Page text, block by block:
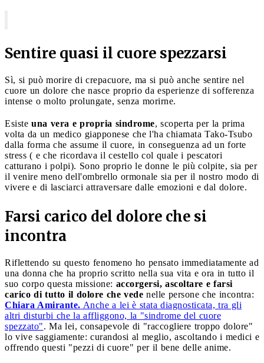
Sentire quasi il cuore spezzarsi
Sì, si può morire di crepacuore, ma si può anche sentire nel
cuore un dolore che nasce proprio da esperienze di sofferenza
intense o molto prolungate, senza morirne.
Esiste una vera e propria sindrome, scoperta per la prima
volta da un medico giapponese che l'ha chiamata Tako-Tsubo
dalla forma che assume il cuore, in conseguenza ad un forte
stress ( e che ricordava il cestello col quale i pescatori
catturano i polpi). Sono proprio le donne le più colpite, sia per
il venire meno dell'ombrello ormonale sia per il nostro modo di
vivere e di lasciarci attraversare dalle emozioni e dal dolore.
Farsi carico del dolore che si
incontra
Riflettendo su questo fenomeno ho pensato immediatamente ad
una donna che ha proprio scritto nella sua vita e ora in tutto il
suo corpo questa missione: accorgersi, ascoltare e farsi
carico di tutto il dolore che vede nelle persone che incontra:
Chiara Amirante. Anche a lei è stata diagnosticata, tra gli
altri disturbi che la affliggono, la "sindrome del cuore
spezzato". Ma lei, consapevole di "raccogliere troppo dolore"
lo vive saggiamente: curandosi al meglio, ascoltando i medici e
offrendo questi "pezzi di cuore" per il bene delle anime.